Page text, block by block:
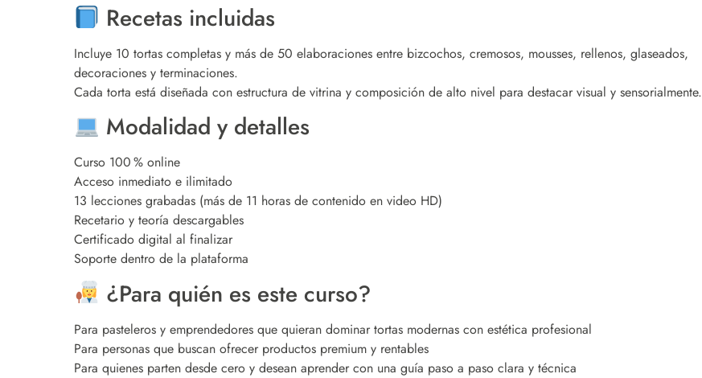
Recetas incluidas
Incluye 10 tortas completas y más de 50 elaboraciones entre bizcochos, cremosos, mousses, rellenos, glaseados,
decoraciones y terminaciones.
Cada torta está diseñada con estructura de vitrina y composición de alto nivel para destacar visual y sensorialmente.
Modalidad y detalles
Curso 100 % online
Acceso inmediato e ilimitado
13 lecciones grabadas (más de 11 horas de contenido en video HD)
Recetario y teoría descargables
Certificado digital al finalizar
Soporte dentro de la plataforma
¿Para quién es este curso?
Para pasteleros y emprendedores que quieran dominar tortas modernas con estética profesional
Para personas que buscan ofrecer productos premium y rentables
Para quienes parten desde cero y desean aprender con una guía paso a paso clara y técnica